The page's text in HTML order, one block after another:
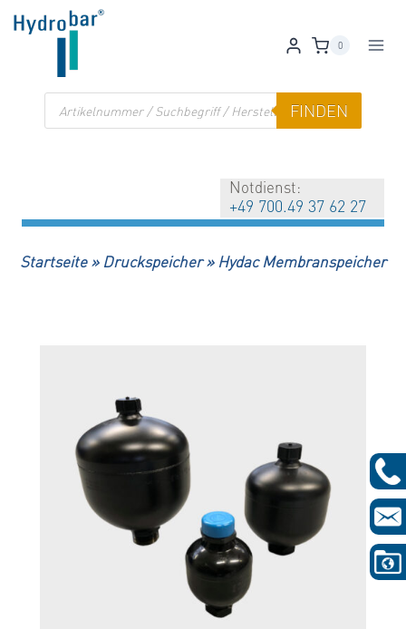
Zum
Inhalt
0
Products
search
FINDEN
Notdienst:
+49 700.49 37 62 27
Startseite» Druckspeicher» Hydac Membranspeicher